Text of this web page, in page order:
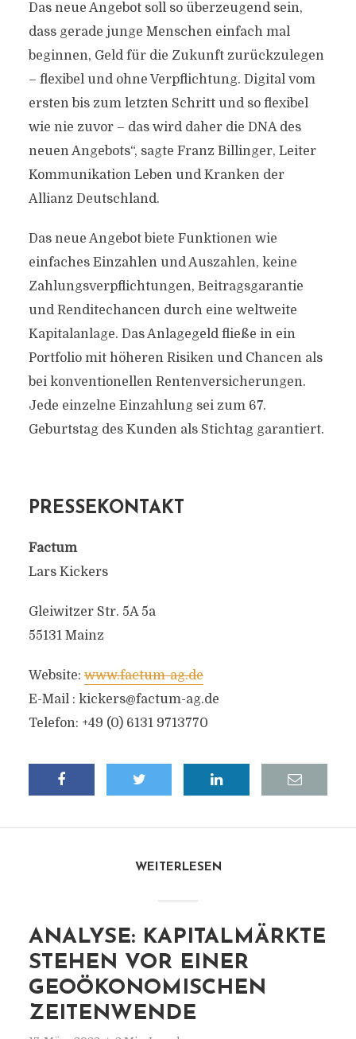
Das neue Angebot soll so überzeugend sein,
dass gerade junge Menschen einfach mal
beginnen, Geld für die Zukunft zurückzulegen
– flexibel und ohne Verpflichtung. Digital vom
ersten bis zum letzten Schritt und so flexibel
wie nie zuvor – das wird daher die DNA des
neuen Angebots“, sagte Franz Billinger, Leiter
Kommunikation Leben und Kranken der
Allianz Deutschland.
Das neue Angebot biete Funktionen wie
einfaches Einzahlen und Auszahlen, keine
Zahlungsverpflichtungen, Beitragsgarantie
und Renditechancen durch eine weltweite
Kapitalanlage. Das Anlagegeld fließe in ein
Portfolio mit höheren Risiken und Chancen als
bei konventionellen Rentenversicherungen.
Jede einzelne Einzahlung sei zum 67.
Geburtstag des Kunden als Stichtag garantiert.
PRESSEKONTAKT
Factum
Lars Kickers
Gleiwitzer Str. 5A 5a
55131 Mainz
Website:www.factum-ag.de
E-Mail : kickers@factum-ag.de
Telefon: +49 (0) 6131 9713770
WEITERLESEN
ANALYSE: KAPITALMÄRKTE
STEHEN VOR EINER
GEOÖKONOMISCHEN
ZEITENWENDE